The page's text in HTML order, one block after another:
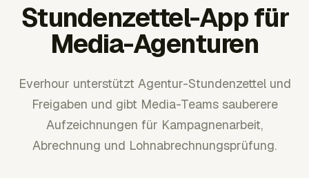
Stundenzettel-App für
Media-Agenturen
Everhour unterstützt Agentur-Stundenzettel und
Freigaben und gibt Media-Teams sauberere
Aufzeichnungen für Kampagnenarbeit,
Abrechnung und Lohnabrechnungsprüfung.